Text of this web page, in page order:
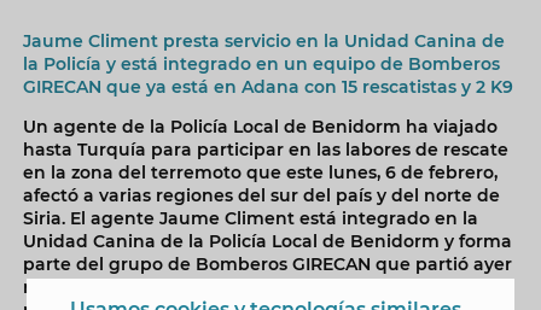
Jaume Climent presta servicio en la Unidad Canina de
la Policía y está integrado en un equipo de Bomberos
GIRECAN que ya está en Adana con 15 rescatistas y 2 K9
Un agente de la Policía Local de Benidorm ha viajado
hasta Turquía para participar en las labores de rescate
en la zona del terremoto que este lunes, 6 de febrero,
afectó a varias regiones del sur del país y del norte de
Siria. El agente Jaume Climent está integrado en la
Unidad Canina de la Policía Local de Benidorm y forma
parte del grupo de Bomberos GIRECAN que partió ayer
rumbo a Turquía con un equipo USAR Light formado